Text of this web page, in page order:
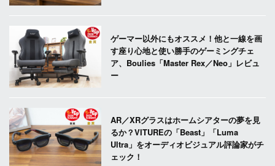
ゲーマー以外にもオススメ！他と一線を画
す座り心地と使い勝手のゲーミングチェ
ア、Boulies「Master Rex／Neo」レビュ
ー
AR／XRグラスはホームシアターの夢を見
るか？VITUREの「Beast」「Luma
Ultra」をオーディオビジュアル評論家がチ
ェック！